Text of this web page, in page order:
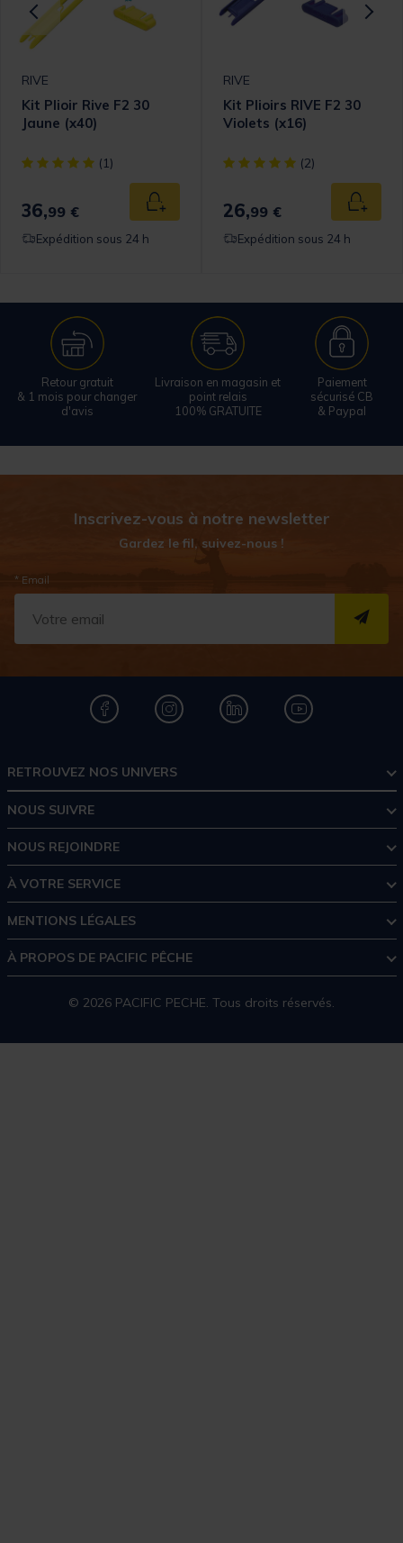
Rating
panier
RIVE
Kit Plioir Rive F2 30
Jaune (x40)
[object Object] out of 5 Customer Rating
(1)
36,99 € Ajouter au panier
Expédition sous 24 h
RIVE
Kit Plioirs RIVE F2 30
Violets (x16)
[object Object] out of 5
(2)
26,99 €
Expédition sous 24 h
Retour gratuit
& 1 mois pour changer
d'avis
Livraison en magasin et
point relais
100% GRATUITE
Paiement
sécurisé CB
& Paypal
Inscrivez-vous à notre newsletter
Gardez le fil, suivez-nous !
* Email
RETROUVEZ NOS UNIVERS
NOUS SUIVRE
NOUS REJOINDRE
À VOTRE SERVICE
MENTIONS LÉGALES
À PROPOS DE PACIFIC PÊCHE
© 2026 PACIFIC PECHE. Tous droits réservés.